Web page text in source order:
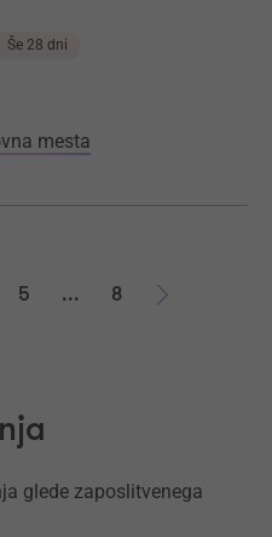
Še 28 dni
mesta
5 ...
8
glede zaposlitvenega